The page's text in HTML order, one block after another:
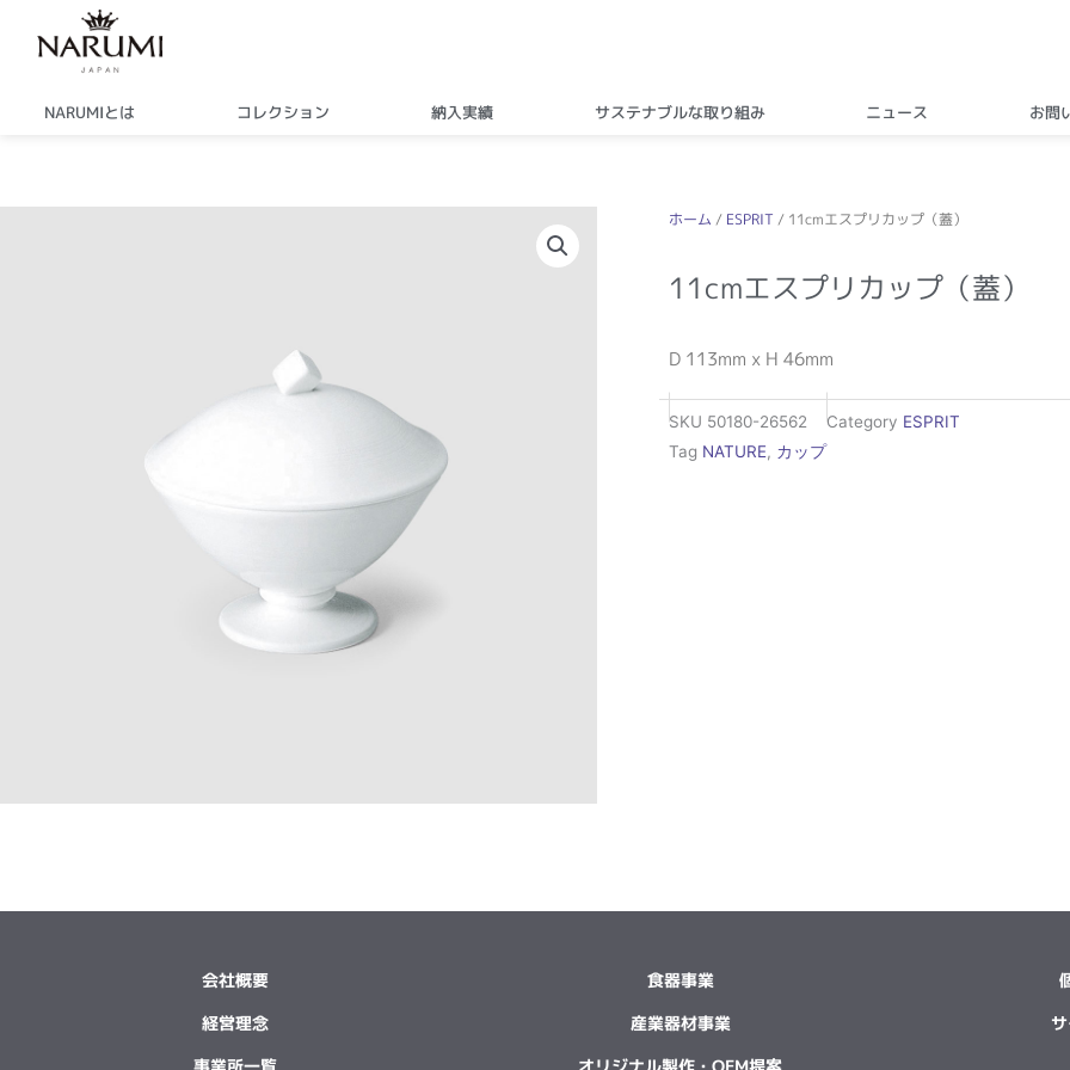
プ
NARUMIとは コレクション 納入実績 サステナブルな取り組み ニュース お問
ホーム / ESPRIT / 11cmエスプリカップ（蓋）
11cmエスプリカップ（蓋）
D 113mm x H 46mm
SKU 50180-26562 Category ESPRIT
Tag NATURE, カップ
会社概要
経営理念
事業所一覧
食器事業
産業器材事業
オリジナル製作・OEM提案